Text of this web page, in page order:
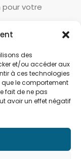
des
et/ou accéder aux
à ces technologies
le comportement
fait de ne pas
avoir un effet négatif
pour votre